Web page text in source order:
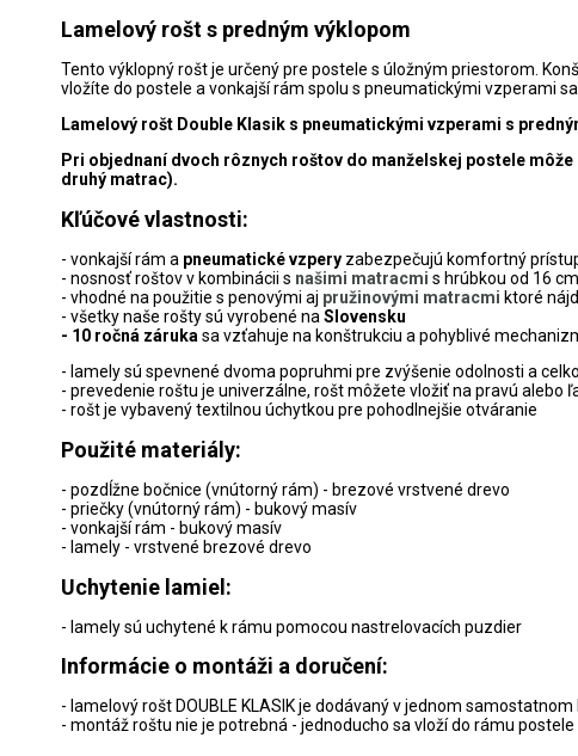
Lamelový rošt s predným výklopom
Tento výklopný rošt je určený pre postele s úložným priestorom.
vložíte do postele a vonkajší rám spolu s pneumatickými vzperami
Lamelový rošt Double Klasik s pneumatickými vzperami s
Pri objednaní dvoch rôznych roštov do manželskej postele
druhý matrac).
Kľúčové vlastnosti:
- vonkajší rám a pneumatické vzpery zabezpečujú komfortný
- nosnosť roštov v kombinácii s našimi matracmi s hrúbkou od 16
- vhodné na použitie s penovými aj pružinovými matracmi ktoré
- všetky naše rošty sú vyrobené na Slovensku
- 10 ročná záruka sa vzťahuje na konštrukciu a pohyblivé
- lamely sú spevnené dvoma popruhmi pre zvýšenie odolnosti a
- prevedenie roštu je univerzálne, rošt môžete vložiť na pravú alebo
- rošt je vybavený textilnou úchytkou pre pohodlnejšie otváranie
Použité materiály:
- pozdĺžne bočnice (vnútorný rám) - brezové vrstvené drevo
- priečky (vnútorný rám) - bukový masív
- vonkajší rám - bukový masív
- lamely - vrstvené brezové drevo
Uchytenie lamiel:
- lamely sú uchytené k rámu pomocou nastrelovacích puzdier
Informácie o montáži a doručení:
- lamelový rošt DOUBLE KLASIK je dodávaný v jednom samostatnom
- montáž roštu nie je potrebná - jednoducho sa vloží do rámu postele